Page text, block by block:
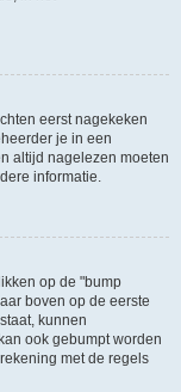
eerst nagekeken
je in een
altijd nagelezen moeten
informatie.
op de "bump
boven op de eerste
kunnen
ook gebumpt worden
met de regels